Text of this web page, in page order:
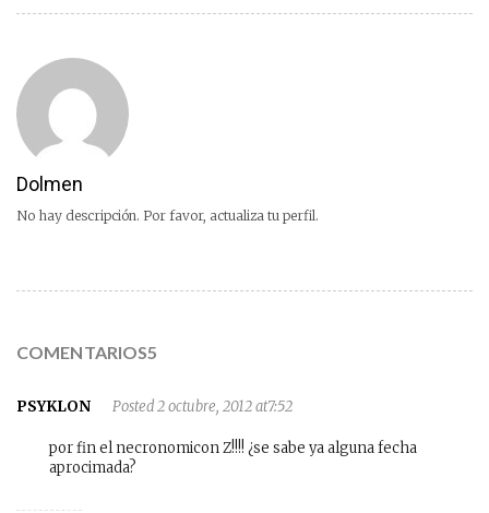
Dolmen
No hay descripción. Por favor, actualiza tu perfil.
COMENTARIOS5
PSYKLON Posted 2 octubre, 2012 at7:52
por fin el necronomicon Z!!!! ¿se sabe ya alguna fecha
aprocimada?